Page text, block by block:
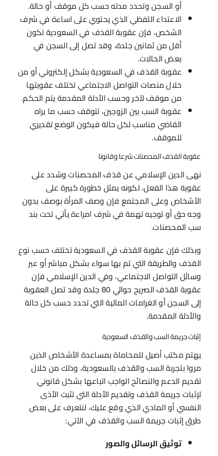
أو السجن وتحدد مدته حسب كل موقف أو حالة.
الاعتداء اللفظي الذي يحتوي على اساءة في شرف
الشخص، فإن عقوبة القذف في السعودية تكون
أقل من ثمانين جلدة، وقد تصل إلى السجن في
بعض الحالات.
عقوبة القذف في السعودية بشكل إلكتروني أو من
خلال منصات التواصل الاجتماعي تختلف عقوبتها
من موقف لآخر وحسب الأدلة المقدمة يتم الحكم.
عقوبة السب بين الزوجين، تتوقف حسب ما يراه
القاضي مناسب لكل حالة فيكون الوضع تقديري
للموقف.
عقوبة القذف المحصنات شرعا وقانونا
نهى الدين الإسلامي عن قذف المحصنات وشدد على
عقوبة هذا الفعل، لكونه يمثل خطورة كبيرة على
الأشخاص وعلى المجتمع فإن وصف المرأة بوصف بدون
وجه حق أو توجيه تهمة في شرف امراءة يأتي تحت بند
سب المحصنات.
وبذلك فإن عقوبة القذف في السعودية تختلف حسب نوع
القذف والطريقة التي تم بها سواء بشكل مباشر أو عبر
وسائل التواصل الاجتماعي، وفي الدين الإسلامي فإن
عقوبة القذف الصريح حوالي 80 جلدة وقد تصل العقوبة
إلى السجن أو الغرامات المالية التي تحدد حسب كل حالة
والأدلة المقدمة.
إثبات جريمة السب والقذف السعودية
يهتم مكتب أصيل للمحاماة بمساعدة الأشخاص الذين
مروا بتجربة السب والقذف بالسعودية، وذلك من خلال
تقديم الدعم والنصائح الواجب اتباعها بشكل قانوني
لإثبات جريمة القذف وتقديم الأدلة التي تثبت الأذى
النفسي أو المادي الذي وقع عليك، لنتعرف على بعض
طرق إثبات جريمة السب والقذف في الآتي:
توثيق الرسائل والصور